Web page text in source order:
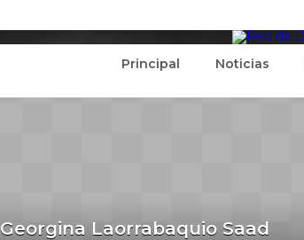
Principal Noticias
Georgina Laorrabaquio Saad